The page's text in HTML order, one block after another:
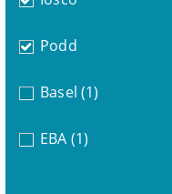
Podd
Basel (1)
EBA (1)